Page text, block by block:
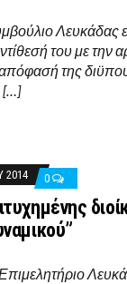
Λευκάδας
του με
της
[…]
2014 0